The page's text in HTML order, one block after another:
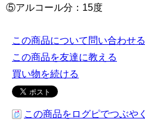
⑤アルコール分：15度
この商品について問い合わせる
この商品を友達に教える
買い物を続ける
この商品をログピでつぶやく